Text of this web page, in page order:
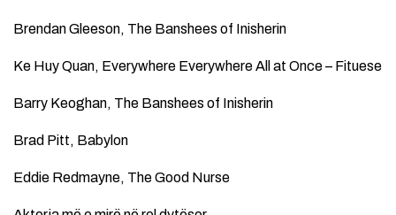
Brendan Gleeson, The Banshees of Inisherin
Ke Huy Quan, Everywhere Everywhere All at Once – Fituese
Barry Keoghan, The Banshees of Inisherin
Brad Pitt, Babylon
Eddie Redmayne, The Good Nurse